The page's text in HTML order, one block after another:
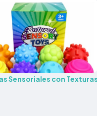
Sensoriales con